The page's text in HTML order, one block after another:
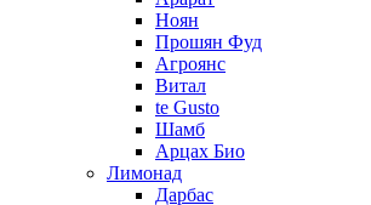
Ноян
Прошян Фуд
Агроянс
Витал
te Gusto
Шамб
Арцах Био
Лимонад
Дарбас